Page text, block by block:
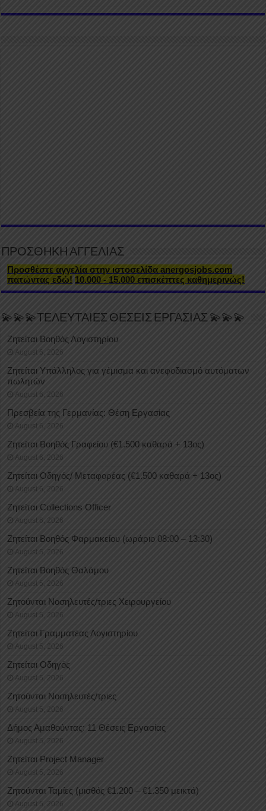
ΠΡΟΣΘΗΚΗ ΑΓΓΕΛΙΑΣ
Προσθέστε αγγελία στην ιστοσελίδα anergosjobs.com
πατώντας εδώ! 10.000 - 15.000 επισκέπτες καθημερινώς!
💫💫💫ΤΕΛΕΥΤΑΙΕΣ ΘΕΣΕΙΣ ΕΡΓΑΣΙΑΣ 💫💫💫
Ζητείται Βοηθός Λογιστηρίου
August 6, 2026
Ζητείται Υπάλληλος για γέμισμα και ανεφοδιασμό αυτόματων
πωλητών
August 6, 2026
Πρεσβεία της Γερμανίας: Θέση Εργασίας
August 6, 2026
Ζητείται Βοηθός Γραφείου (€1.500 καθαρά + 13ος)
August 6, 2026
Ζητείται Οδηγός/ Μεταφορέας (€1.500 καθαρά + 13ος)
August 6, 2026
Ζητείται Collections Officer
August 6, 2026
Ζητείται Βοηθός Φαρμακείου (ωράριο 08:00 – 13:30)
August 5, 2026
Ζητείται Βοηθός Θαλάμου
August 5, 2026
Ζητούνται Νοσηλευτές/τριες Χειρουργείου
August 5, 2026
Ζητείται Γραμματέας Λογιστηρίου
August 5, 2026
Ζητείται Οδηγός
August 5, 2026
Ζητούνται Νοσηλευτές/τριες
August 5, 2026
Δήμος Αμαθούντας: 11 Θέσεις Εργασίας
August 5, 2026
Ζητείται Project Manager
August 5, 2026
Ζητούνται Ταμίες (μισθός €1.200 – €1.350 μεικτά)
August 5, 2026